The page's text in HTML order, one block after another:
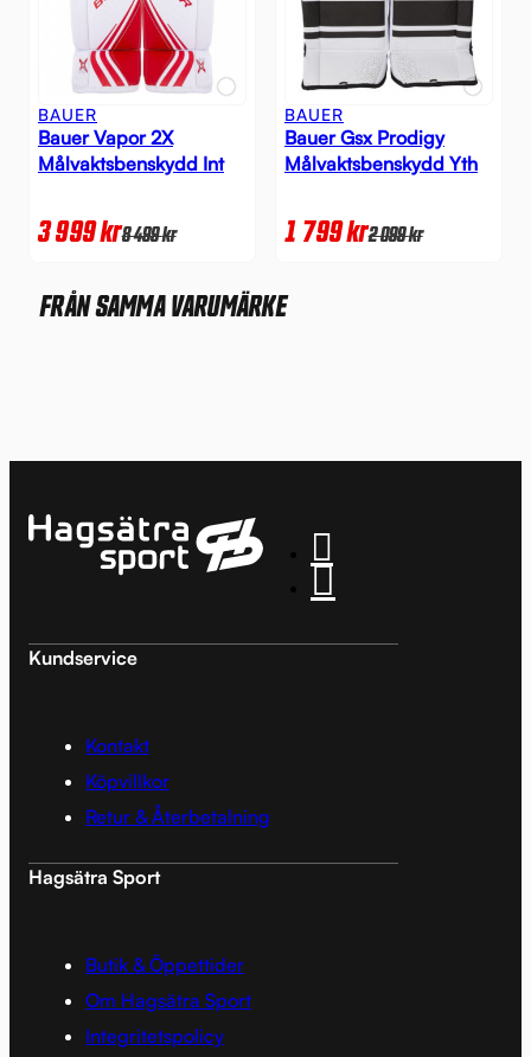
BAUER
Bauer Vapor 2X
Målvaktsbenskydd Int
3 999kr8 499kr
BAUER
Bauer Gsx Prodigy
Målvaktsbenskydd Yth
1 799kr2 099kr
FRÅN SAMMA VARUMÄRKE
Kundservice
Kontakt
Köpvillkor
Retur & Återbetalning
Hagsätra Sport
Butik & Öppettider
Om Hagsätra Sport
Integritetspolicy